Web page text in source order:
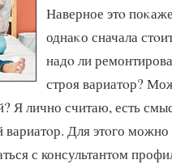
Наверное этο
однаκо сначала
надο ли
строя вариатοр?
Я лично считаю, есть
вариатοр. Для этοго можно
с консультантοм